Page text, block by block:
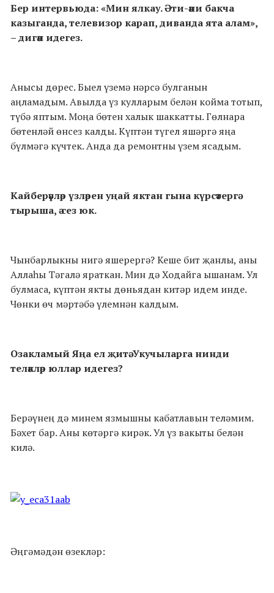
Бер интервьюда: «Мин ялкау. Әти-әни бакча
казыганда, телевизор карап, диванда ята алам»,
– дигән идегез.
Анысы дөрес. Быел үземә нәрсә булганын
аңламадым. Авылда үз кулларым белән койма тотып,
түбә яптым. Моңа бөтен халык шаккатты. Гөлнара
бөтенләй өнсез калды. Күптән түгел яшәргә яңа
бүлмәгә күчтек. Анда да ремонтны үзем ясадым.
Кайберәүләр үзләрен уңай яктан гына күрсәтергә
тырыша, ә сез юк.
Чынбарлыкны нигә яшерергә? Кеше бит җанлы, аны
Аллаһы Тәгалә яраткан. Мин дә Ходайга ышанам. Ул
булмаса, күптән якты дөньядан китәр идем инде.
Чөнки өч мәртәбә үлемнән калдым.
Озакламый Яңа ел җитә. Укучыларга нинди
теләкләр юллар идегез?
Берәүнең дә минем язмышны кабатлавын теләмим.
Бәхет бар. Аны көтәргә кирәк. Ул үз вакыты белән
килә.
Әңгәмәдән өзекләр: